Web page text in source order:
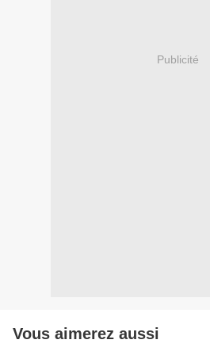
Publicité
Vous aimerez aussi